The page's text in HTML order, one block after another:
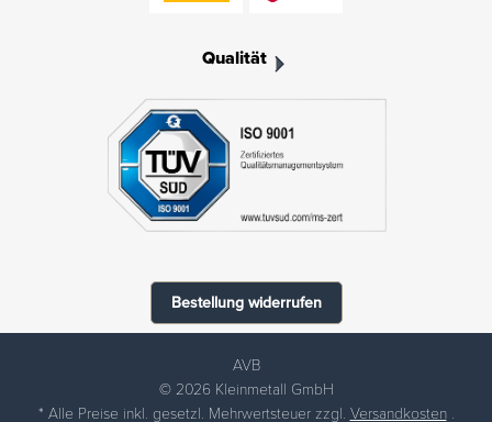
Qualität
Bestellung widerrufen
AVB
© 2026 Kleinmetall GmbH
* Alle Preise inkl. gesetzl. Mehrwertsteuer zzgl. Versandkosten.